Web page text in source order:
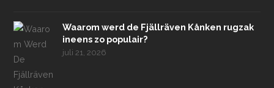
Waarom werd de Fjällräven Kånken rugzak
ineens zo populair?
juli 21, 2026